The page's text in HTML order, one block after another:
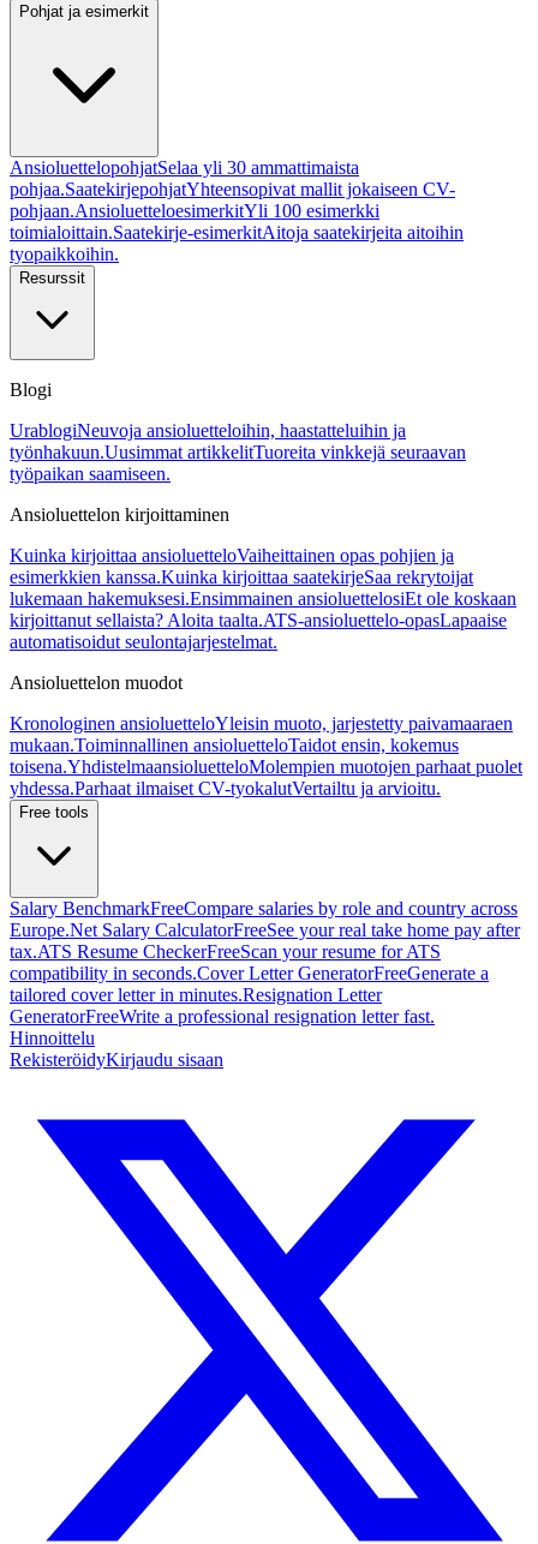
Pohjat ja esimerkit
AnsioluettelopohjatSelaa yli 30 ammattimaista
pohjaa.SaatekirjepohjatYhteensopivat mallit jokaiseen CV-
pohjaan.AnsioluetteloesimerkitYli 100 esimerkki
toimialoittain.Saatekirje-esimerkitAitoja saatekirjeita aitoihin
tyopaikkoihin.
Resurssit
Blogi
UrablogiNeuvoja ansioluetteloihin, haastatteluihin ja
työnhakuun.Uusimmat artikkelitTuoreita vinkkejä seuraavan
työpaikan saamiseen.
Ansioluettelon kirjoittaminen
Kuinka kirjoittaa ansioluetteloVaiheittainen opas pohjien ja
esimerkkien kanssa.Kuinka kirjoittaa saatekirjeSaa rekrytoijat
lukemaan hakemuksesi.Ensimmainen ansioluettelosiEt ole koskaan
kirjoittanut sellaista? Aloita taalta.ATS-ansioluettelo-opasLapaaise
automatisoidut seulontajarjestelmat.
Ansioluettelon muodot
Kronologinen ansioluetteloYleisin muoto, jarjestetty paivamaaraen
mukaan.Toiminnallinen ansioluetteloTaidot ensin, kokemus
toisena.YhdistelmaansioluetteloMolempien muotojen parhaat puolet
yhdessa.Parhaat ilmaiset CV-tyokalutVertailtu ja arvioitu.
Free tools
Salary BenchmarkFreeCompare salaries by role and country across
Europe.Net Salary CalculatorFreeSee your real take home pay after
tax.ATS Resume CheckerFreeScan your resume for ATS
compatibility in seconds.Cover Letter GeneratorFreeGenerate a
tailored cover letter in minutes.Resignation Letter
GeneratorFreeWrite a professional resignation letter fast.
Hinnoittelu
RekisteröidyKirjaudu sisaan